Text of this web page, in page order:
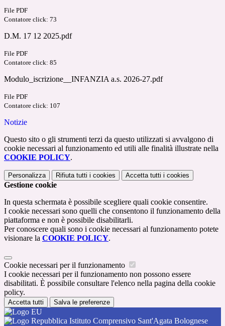
File PDF
Contatore click: 73
D.M. 17 12 2025.pdf
File PDF
Contatore click: 85
Modulo_iscrizione__INFANZIA a.s. 2026-27.pdf
File PDF
Contatore click: 107
Notizie
Questo sito o gli strumenti terzi da questo utilizzati si avvalgono di
cookie necessari al funzionamento ed utili alle finalità illustrate nella
COOKIE POLICY.
Personalizza Rifiuta tutti i cookies Accetta tutti i cookies
Gestione cookie
In questa schermata è possibile scegliere quali cookie consentire.
I cookie necessari sono quelli che consentono il funzionamento della
piattaforma e non è possibile disabilitarli.
Per conoscere quali sono i cookie necessari al funzionamento potete
visionare la COOKIE POLICY.
Cookie necessari per il funzionamento
I cookie necessari per il funzionamento non possono essere
disabilitati. È possibile consultare l'elenco nella pagina della cookie
policy.
Accetta tutti Salva le preferenze
Istituto Comprensivo Sant'Agata Bolognese